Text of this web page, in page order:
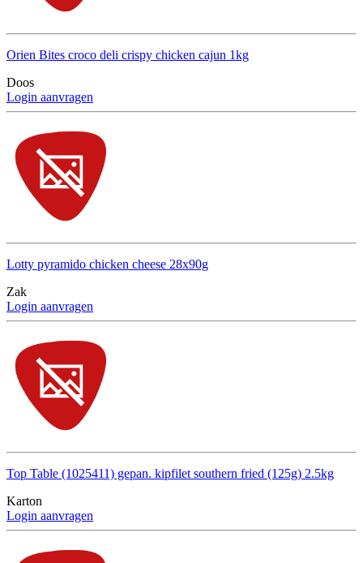
Orien Bites croco deli crispy chicken cajun 1kg
Doos
Login aanvragen
Lotty pyramido chicken cheese 28x90g
Zak
Login aanvragen
Top Table (1025411) gepan. kipfilet southern fried (125g) 2.5kg
Karton
Login aanvragen